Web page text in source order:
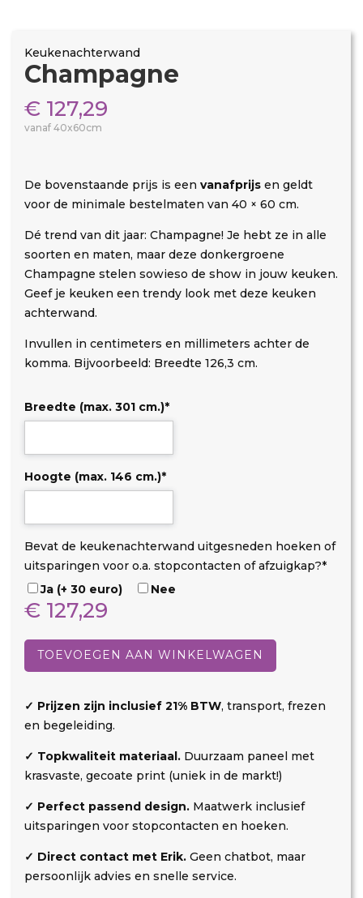
Keukenachterwand
Champagne
€ 127,29
vanaf 40x60cm
De bovenstaande prijs is een vanafprijs en geldt
voor de minimale bestelmaten van 40 × 60 cm.
Dé trend van dit jaar: Champagne! Je hebt ze in alle
soorten en maten, maar deze donkergroene
Champagne stelen sowieso de show in jouw keuken.
Geef je keuken een trendy look met deze keuken
achterwand.
Invullen in centimeters en millimeters achter de
komma. Bijvoorbeeld: Breedte 126,3 cm.
Breedte (max. 301 cm.)*
Hoogte (max. 146 cm.)*
D
i
b
o
d
O
p
s
t
r
o
s
e
n
U
i
t
s
a
n
g
Bevat de keukenachterwand uitgesneden hoeken of
uitsparingen voor o.a. stopcontacten of afzuigkap?*
Ja (+ 30 euro)
Nee
TOEVOEGEN AAN WINKELWAGEN
€ 127,29
✓ Prijzen zijn inclusief 21% BTW, transport, frezen
en begeleiding.
✓ Topkwaliteit materiaal. Duurzaam paneel met
krasvaste, gecoate print (uniek in de markt!)
✓ Perfect passend design. Maatwerk inclusief
uitsparingen voor stopcontacten en hoeken.
✓ Direct contact met Erik. Geen chatbot, maar
persoonlijk advies en snelle service.